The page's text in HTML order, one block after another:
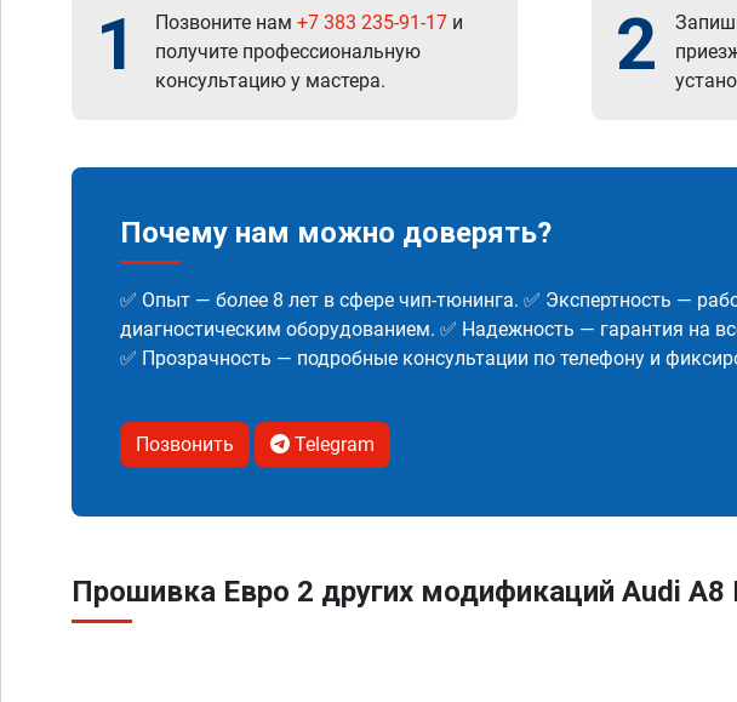
1 Позвоните нам +7 383 235-91-17 и
получите профессиональную
консультацию у мастера.
2
Почему нам можно доверять?
✅ Опыт — более 8 лет в сфере чип-тюнинга. ✅ Экспертность —
диагностическим оборудованием. ✅ Надежность — гарантия на
✅ Прозрачность — подробные консультации по телефону и
Позвонить Telegram
Прошивка Евро 2 других модификаций Audi A8